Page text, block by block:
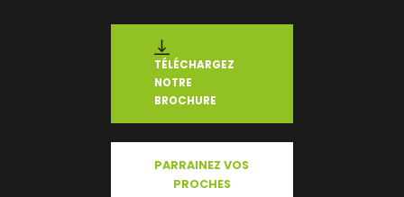
TÉLÉCHARGEZ
NOTRE
BROCHURE
PARRAINEZ VOS
PROCHES